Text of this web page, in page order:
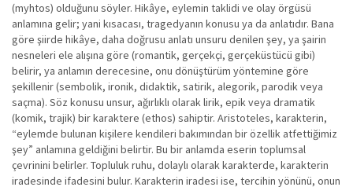
(myhtos) olduğunu söyler. Hikâye, eylemin taklidi ve olay örgüsü
anlamına gelir; yani kısacası, tragedyanın konusu ya da anlatıdır. Bana
göre şiirde hikâye, daha doğrusu anlatı unsuru denilen şey, ya şairin
nesneleri ele alışına göre (romantik, gerçekçi, gerçeküstücü gibi)
belirir, ya anlamın derecesine, onu dönüştürüm yöntemine göre
şekillenir (sembolik, ironik, didaktik, satirik, alegorik, parodik veya
saçma). Söz konusu unsur, ağırlıklı olarak lirik, epik veya dramatik
(komik, trajik) bir karaktere (ethos) sahiptir. Aristoteles, karakterin,
“eylemde bulunan kişilere kendileri bakımından bir özellik atfettiğimiz
şey” anlamına geldiğini belirtir. Bu bir anlamda eserin toplumsal
çevrinini belirler. Topluluk ruhu, dolaylı olarak karakterde, karakterin
iradesinde ifadesini bulur. Karakterin iradesi ise, tercihin yönünü, onun